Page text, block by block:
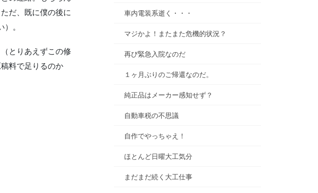
だ、既に僕の後に
。
とりあえずこの修
料で足りるのか
車内電装系逝く・・・
マジかよ！またまた危機的状況？
再び緊急入院なのだ
１ヶ月ぶりのご帰還なのだ。
純正品はメーカー感知せず？
自動車税の不思議
自作でやっちゃえ！
ほとんど日曜大工気分
まだまだ続く大工仕事